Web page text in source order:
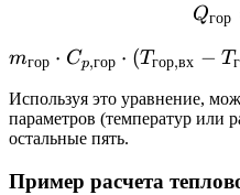
Qгор
mгор ⋅ Cp,гор ⋅ (Tгор,вх − T
Используя это уравнение,
параметров (температур или
остальные пять.
Пример расчета